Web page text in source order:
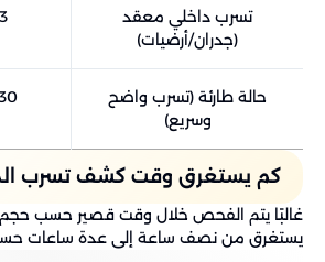
تسرب داخلي معقد
(جدران/أرضيات)
3 – 5 ساعات
حالة طارئة (تسرب واضح
وسريع)
30 – 60
كم يستغرق وقت كشف تسرب
غالبًا يتم الفحص خلال وقت قصير حسب
يستغرق من نصف ساعة إلى عدة ساعات